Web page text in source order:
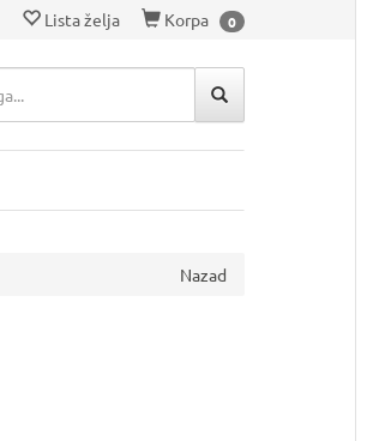
Lista želja Korpa 0
Nazad